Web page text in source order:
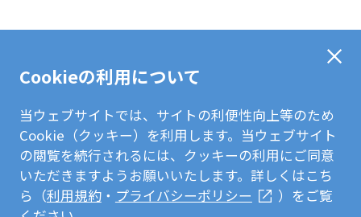
Cookieの利用について
当ウェブサイトでは、サイトの利便性向上等のため
Cookie（クッキー）を利用します。当ウェブサイト
の閲覧を続行されるには、クッキーの利用にご同意
いただきますようお願いいたします。詳しくはこち
ら（利用規約・ プライバシーポリシー
）をご覧